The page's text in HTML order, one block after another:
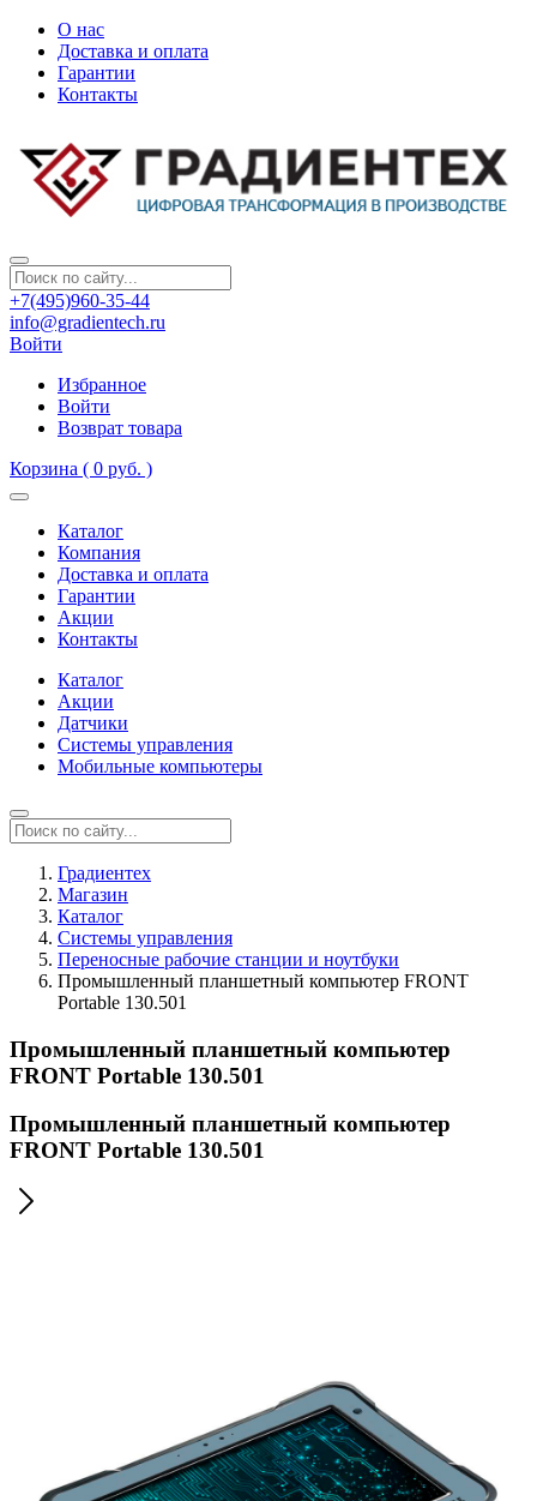
О нас
Доставка и оплата
Гарантии
Контакты
+7(495)960-35-44
info@gradientech.ru
Войти
Избранное
Войти
Возврат товара
Корзина ( 0 руб. )
Каталог
Компания
Доставка и оплата
Гарантии
Акции
Контакты
Каталог
Акции
Датчики
Системы управления
Мобильные компьютеры
Градиентех
Магазин
Каталог
Системы управления
Переносные рабочие станции и ноутбуки
Промышленный планшетный компьютер FRONT
Portable 130.501
Промышленный планшетный компьютер
FRONT Portable 130.501
Промышленный планшетный компьютер
FRONT Portable 130.501